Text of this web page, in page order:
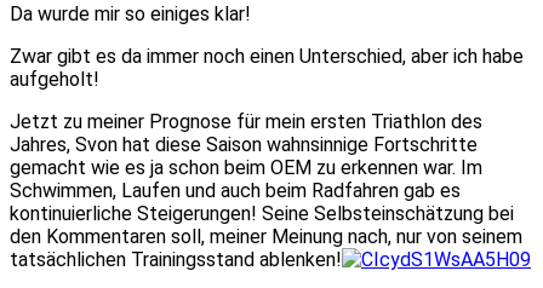
Da wurde mir so einiges klar!
Zwar gibt es da immer noch einen Unterschied, aber ich habe
aufgeholt!
Jetzt zu meiner Prognose für mein ersten Triathlon des
Jahres, Svon hat diese Saison wahnsinnige Fortschritte
gemacht wie es ja schon beim OEM zu erkennen war. Im
Schwimmen, Laufen und auch beim Radfahren gab es
kontinuierliche Steigerungen! Seine Selbsteinschätzung bei
den Kommentaren soll, meiner Meinung nach, nur von seinem
tatsächlichen Trainingsstand ablenken!